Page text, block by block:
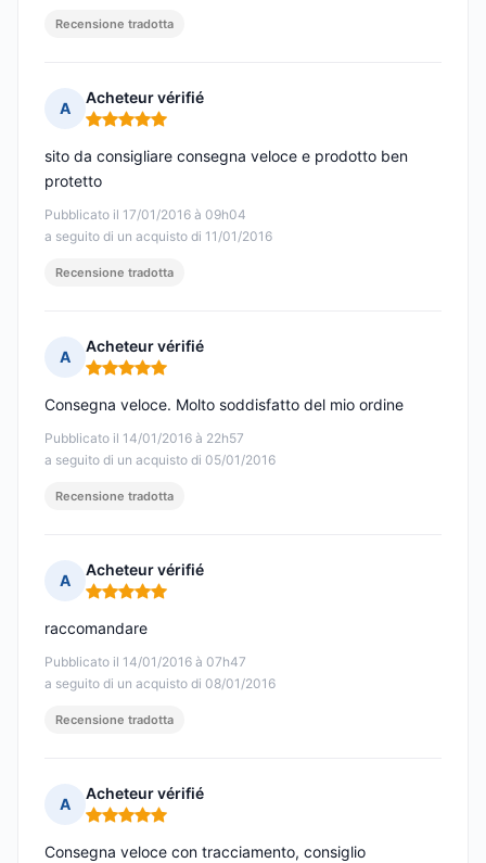
Recensione tradotta
A
Acheteur vérifié
Nota: 5 su 5
Pubblicato il 17/01/2016 à 09h04
a seguito di un acquisto di 11/01/2016
sito da consigliare consegna veloce e prodotto ben
protetto
Recensione tradotta
A
Acheteur vérifié
Nota: 5 su 5
Pubblicato il 14/01/2016 à 22h57
a seguito di un acquisto di 05/01/2016
Consegna veloce. Molto soddisfatto del mio ordine
Recensione tradotta
A
Acheteur vérifié
Nota: 5 su 5
Pubblicato il 14/01/2016 à 07h47
a seguito di un acquisto di 08/01/2016
raccomandare
Recensione tradotta
A
Acheteur vérifié
Nota: 5 su 5
Consegna veloce con tracciamento, consiglio